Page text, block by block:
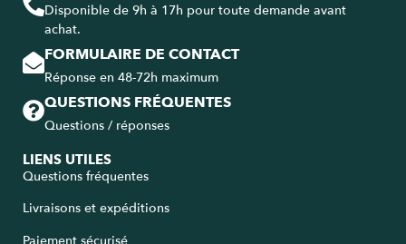
Disponible de 9h à 17h pour toute demande avant
achat.
FORMULAIRE DE CONTACT
Réponse en 48-72h maximum
QUESTIONS FRÉQUENTES
Questions / réponses
LIENS UTILES
Questions fréquentes
Livraisons et expéditions
Paiement sécurisé